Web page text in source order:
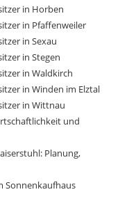
in Horben
in Pfaffenweiler
in Sexau
in Stegen
in Waldkirch
in Winden im Elztal
in Wittnau
und
Planung,
Sonnenkaufhaus